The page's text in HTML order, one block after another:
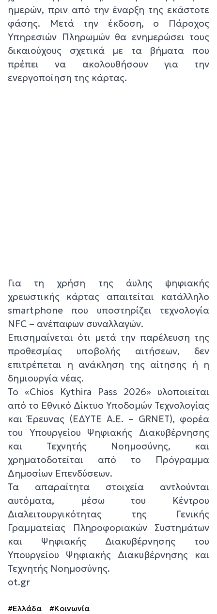
ημερών, πριν από την έναρξη της εκάστοτε
φάσης. Μετά την έκδοση, ο Πάροχος
Υπηρεσιών Πληρωμών θα ενημερώσει τους
δικαιούχους σχετικά με τα βήματα που
πρέπει να ακολουθήσουν για την
ενεργοποίηση της κάρτας.
Για τη χρήση της άυλης ψηφιακής
χρεωστικής κάρτας απαιτείται κατάλληλο
smartphone που υποστηρίζει τεχνολογία
NFC – ανέπαφων συναλλαγών.
Επισημαίνεται ότι μετά την παρέλευση της
προθεσμίας υποβολής αιτήσεων, δεν
επιτρέπεται η ανάκληση της αίτησης ή η
δημιουργία νέας.
Το «Chios Kythira Pass 2026» υλοποιείται
από το Εθνικό Δίκτυο Υποδομών Τεχνολογίας
και Έρευνας (ΕΔΥΤΕ Α.Ε. – GRNET), φορέα
του Υπουργείου Ψηφιακής Διακυβέρνησης
και Τεχνητής Νοημοσύνης, και
χρηματοδοτείται από το Πρόγραμμα
Δημοσίων Επενδύσεων.
Τα απαραίτητα στοιχεία αντλούνται
αυτόματα, μέσω του Κέντρου
Διαλειτουργικότητας της Γενικής
Γραμματείας Πληροφοριακών Συστημάτων
και Ψηφιακής Διακυβέρνησης του
Υπουργείου Ψηφιακής Διακυβέρνησης και
Τεχνητής Νοημοσύνης.
ot.gr
#Ελλάδα
#Κοινωνία